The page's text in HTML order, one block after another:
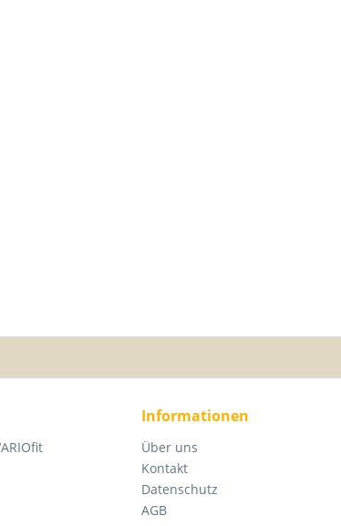
Informationen
Über uns
Kontakt
Datenschutz
AGB